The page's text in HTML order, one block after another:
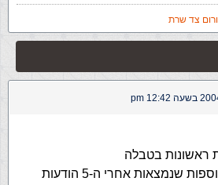
צד שרת
עמוד שני 5 הודעות נוספות שנמצאות אחרי ה-5 הודעות